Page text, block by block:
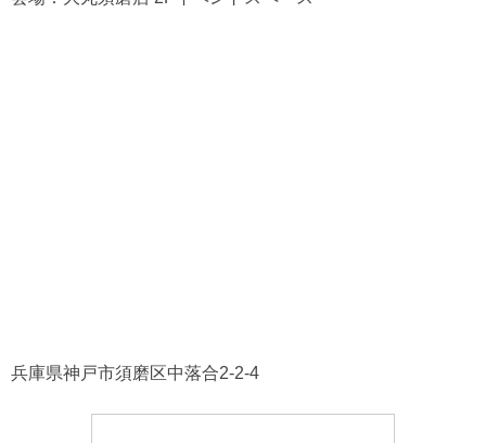
兵庫県神戸市須磨区中落合2-2-4